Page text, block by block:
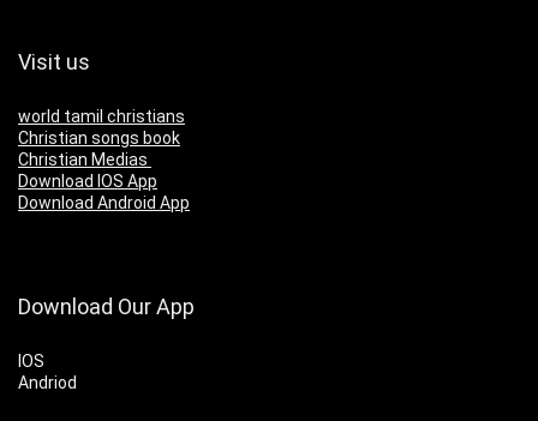
Visit us
world tamil christians
Christian songs book
Christian Medias
Download IOS App
Download Android App
Download Our App
IOS
Andriod